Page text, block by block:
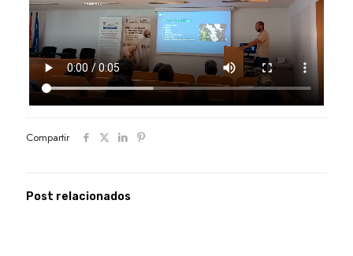
Compartir
Post relacionados